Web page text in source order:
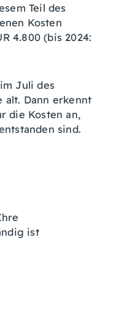
Teil des
Kosten
4.800 (bis 2024:
Juli des
alt. Dann erkennt
die Kosten an,
sind.
ist